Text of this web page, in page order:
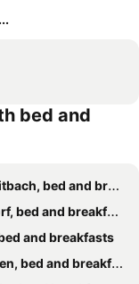
bed and
bed and breakfasts
bed and breakfasts
and breakfasts
bed and breakfasts